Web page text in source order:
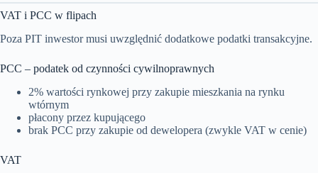
VAT i PCC w flipach
Poza PIT inwestor musi uwzględnić dodatkowe podatki transakcyjne.
PCC – podatek od czynności cywilnoprawnych
2% wartości rynkowej przy zakupie mieszkania na rynku
wtórnym
płacony przez kupującego
brak PCC przy zakupie od dewelopera (zwykle VAT w cenie)
VAT